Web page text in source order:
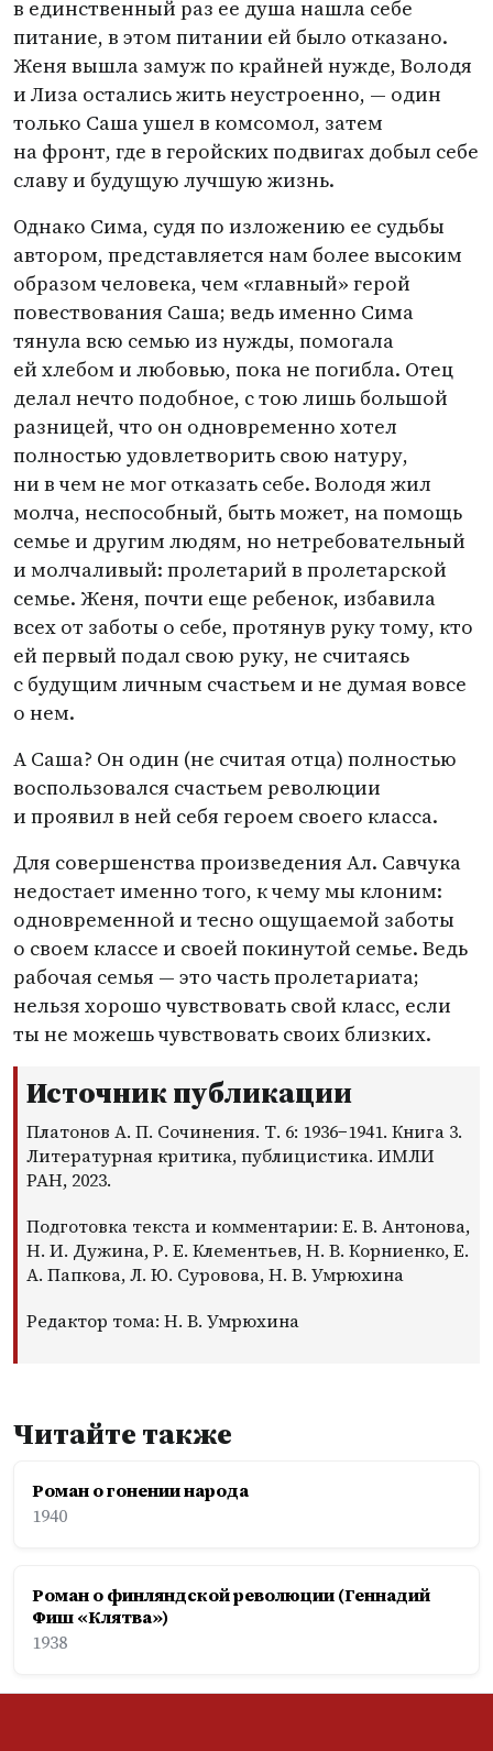
в единственный раз ее душа нашла себе
питание, в этом питании ей было отказано.
Женя вышла замуж по крайней нужде, Володя
и Лиза остались жить неустроенно, — один
только Саша ушел в комсомол, затем
на фронт, где в геройских подвигах добыл себе
славу и будущую лучшую жизнь.
Однако Сима, судя по изложению ее судьбы
автором, представляется нам более высоким
образом человека, чем «главный» герой
повествования Саша; ведь именно Сима
тянула всю семью из нужды, помогала
ей хлебом и любовью, пока не погибла. Отец
делал нечто подобное, с тою лишь большой
разницей, что он одновременно хотел
полностью удовлетворить свою натуру,
ни в чем не мог отказать себе. Володя жил
молча, неспособный, быть может, на помощь
семье и другим людям, но нетребовательный
и молчаливый: пролетарий в пролетарской
семье. Женя, почти еще ребенок, избавила
всех от заботы о себе, протянув руку тому, кто
ей первый подал свою руку, не считаясь
с будущим личным счастьем и не думая вовсе
о нем.
А Саша? Он один (не считая отца) полностью
воспользовался счастьем революции
и проявил в ней себя героем своего класса.
Для совершенства произведения Ал. Савчука
недостает именно того, к чему мы клоним:
одновременной и тесно ощущаемой заботы
о своем классе и своей покинутой семье. Ведь
рабочая семья — это часть пролетариата;
нельзя хорошо чувствовать свой класс, если
ты не можешь чувствовать своих близких.
Источник публикации
Платонов А. П. Сочинения. Т. 6: 1936−1941. Книга 3.
Литературная критика, публицистика. ИМЛИ
РАН, 2023.
Подготовка текста и комментарии: Е. В. Антонова,
Н. И. Дужина, Р. Е. Клементьев, Н. В. Корниенко, Е.
А. Папкова, Л. Ю. Суровова, Н. В. Умрюхина
Редактор тома: Н. В. Умрюхина
Читайте также
Роман о гонении народа
1940
Роман о финляндской революции (Геннадий
Фиш «Клятва»)
1938